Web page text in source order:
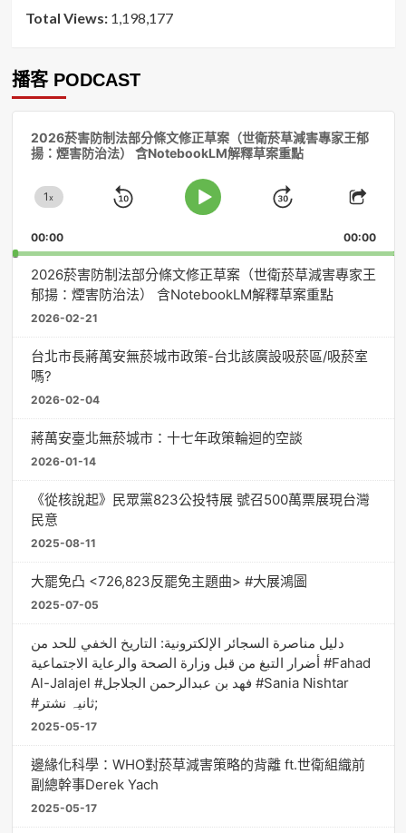
Total Views: 1,198,177
播客 PODCAST
2026菸害防制法部分條文修正草案（世衛菸草減害專家王郁
揚：煙害防治法） 含NotebookLM解釋草案重點
Change
Rate
1x
Skip
Play
Jump
Forward
Share
00:00 00:00
2026菸害防制法部分條文修正草案（世衛菸草減害專家王
郁揚：煙害防治法） 含NotebookLM解釋草案重點
2026-02-21
台北市長蔣萬安無菸城市政策-台北該廣設吸菸區/吸菸室
嗎?
2026-02-04
蔣萬安臺北無菸城市：十七年政策輪迴的空談
2026-01-14
《從核說起》民眾黨823公投特展 號召500萬票展現台灣
民意
2025-08-11
大罷免凸 <726,823反罷免主題曲> #大展鴻圖
2025-07-05
دليل مناصرة السجائر الإلكترونية: التاريخ الخفي للحد من
أضرار التبغ من قبل وزارة الصحة والرعاية الاجتماعية #Fahad
Al-Jalajel #فهد بن عبدالرحمن الجلاجل #Sania Nishtar
#ثانیہ نشتر;
2025-05-17
邊緣化科學：WHO對菸草減害策略的背離 ft.世衛組織前
副總幹事Derek Yach
2025-05-17